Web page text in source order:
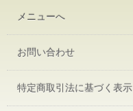
メニューへ
お問い合わせ
特定商取引法に基づく表示